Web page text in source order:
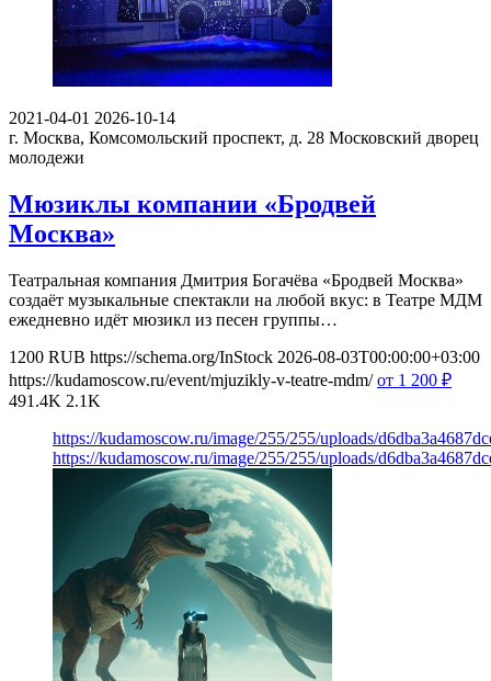
2021-04-01 2026-10-14
г. Москва, Комсомольский проспект, д. 28 Московский дворец
молодежи
Мюзиклы компании «Бродвей
Москва»
Театральная компания Дмитрия Богачёва «Бродвей Москва»
создаёт музыкальные спектакли на любой вкус: в Театре МДМ
ежедневно идёт мюзикл из песен группы…
1200 RUB https://schema.org/InStock 2026-08-03T00:00:00+03:00
https://kudamoscow.ru/event/mjuzikly-v-teatre-mdm/ от 1 200 ₽
491.4K 2.1K
https://kudamoscow.ru/image/255/255/uploads/
https://kudamoscow.ru/image/255/255/uploads/